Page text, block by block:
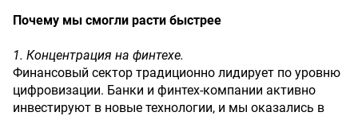
Почему мы смогли расти быстрее
1. Концентрация на финтехе.
Финансовый сектор традиционно лидирует по уровню
цифровизации. Банки и финтех-компании активно
инвестируют в новые технологии, и мы оказались в